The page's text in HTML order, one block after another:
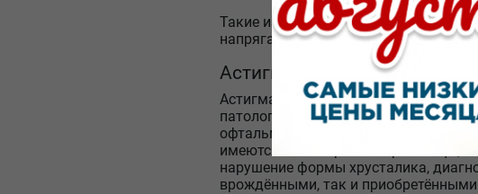
Такие изменения – необратимые.
напрягаться сильнее, и тогда
Астигматизм и его симптомы
Астигматизм – это ещё один яркий
патологии световой луч,
офтальмологического заболевания,
имеются на поверхности роговицы,
нарушение формы хрусталика,
врождёнными, так и приобретёнными